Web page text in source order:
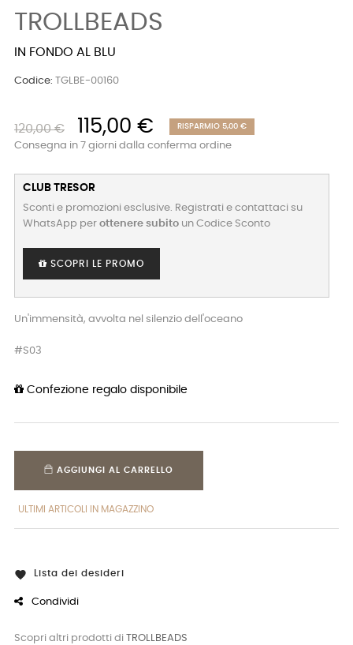
TROLLBEADS
IN FONDO AL BLU
Codice: TGLBE-00160
120,00 € 115,00 € RISPARMIO 5,00 €
Consegna in 7 giorni dalla conferma ordine
CLUB TRESOR
Sconti e promozioni esclusive. Registrati e contattaci su
WhatsApp per ottenere subito un Codice Sconto
SCOPRI LE PROMO
Un'immensità, avvolta nel silenzio dell'oceano
#S03
Confezione regalo disponibile
AGGIUNGI AL CARRELLO
ULTIMI ARTICOLI IN MAGAZZINO
 Lista dei desideri
Condividi
Scopri altri prodotti di TROLLBEADS